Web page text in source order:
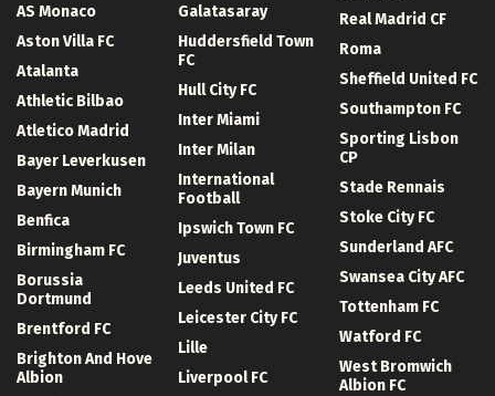
AS Monaco
Aston Villa FC
Atalanta
Athletic Bilbao
Atletico Madrid
Bayer Leverkusen
Bayern Munich
Benfica
Birmingham FC
Borussia
Dortmund
Brentford FC
Brighton And Hove
Albion
Galatasaray
Huddersfield Town
FC
Hull City FC
Inter Miami
Inter Milan
International
Football
Ipswich Town FC
Juventus
Leeds United FC
Leicester City FC
Lille
Liverpool FC
Real Madrid CF
Roma
Sheffield United FC
Southampton FC
Sporting Lisbon
CP
Stade Rennais
Stoke City FC
Sunderland AFC
Swansea City AFC
Tottenham FC
Watford FC
West Bromwich
Albion FC